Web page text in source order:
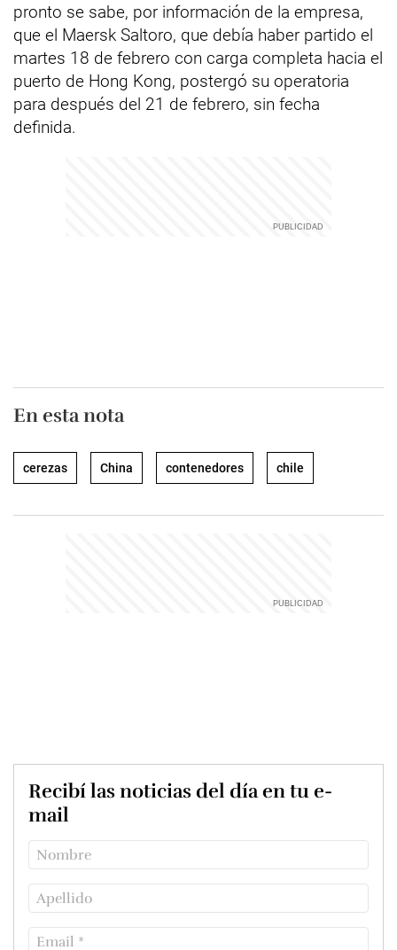
pronto se sabe, por información de la empresa,
que el Maersk Saltoro, que debía haber partido el
martes 18 de febrero con carga completa hacia el
puerto de Hong Kong, postergó su operatoria
para después del 21 de febrero, sin fecha
definida.
En esta nota
cerezas China contenedores chile
Recibí las noticias del día en tu e-
mail